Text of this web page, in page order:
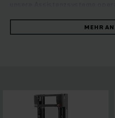
Hubhöhenvorwahl
Umschlagen der Waren.
erlaubt besonders sanftes und
MEHR